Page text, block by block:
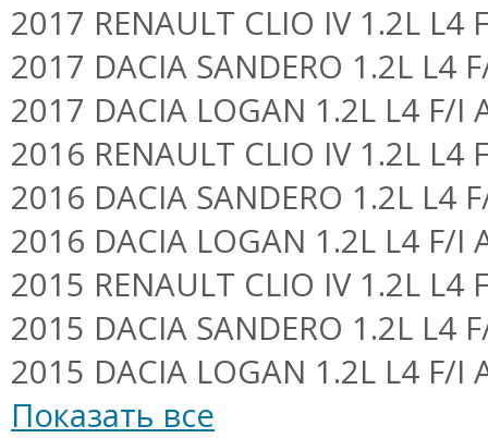
2017 RENAULT CLIO IV 1.2L L4
2017 DACIA SANDERO 1.2L L4
2017 DACIA LOGAN 1.2L L4 F/I
2016 RENAULT CLIO IV 1.2L L4
2016 DACIA SANDERO 1.2L L4
2016 DACIA LOGAN 1.2L L4 F/I
2015 RENAULT CLIO IV 1.2L L4
2015 DACIA SANDERO 1.2L L4
2015 DACIA LOGAN 1.2L L4 F/I
Показать все